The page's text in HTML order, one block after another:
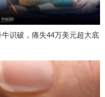
牛识破，痛失44万美元超大底